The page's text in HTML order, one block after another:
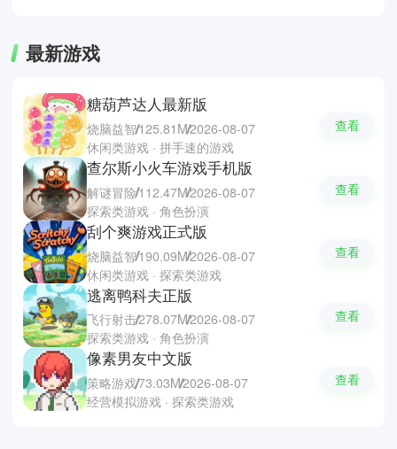
最新游戏
糖葫芦达人最新版
烧脑益智125.81M2026-08-07
休闲类游戏 · 拼手速的游戏
查看
查尔斯小火车游戏手机版
解谜冒险112.47M2026-08-07
探索类游戏 · 角色扮演
查看
刮个爽游戏正式版
烧脑益智190.09M2026-08-07
休闲类游戏 · 探索类游戏
查看
逃离鸭科夫正版
飞行射击278.07M2026-08-07
探索类游戏 · 角色扮演
查看
像素男友中文版
策略游戏73.03M2026-08-07
经营模拟游戏 · 探索类游戏
查看